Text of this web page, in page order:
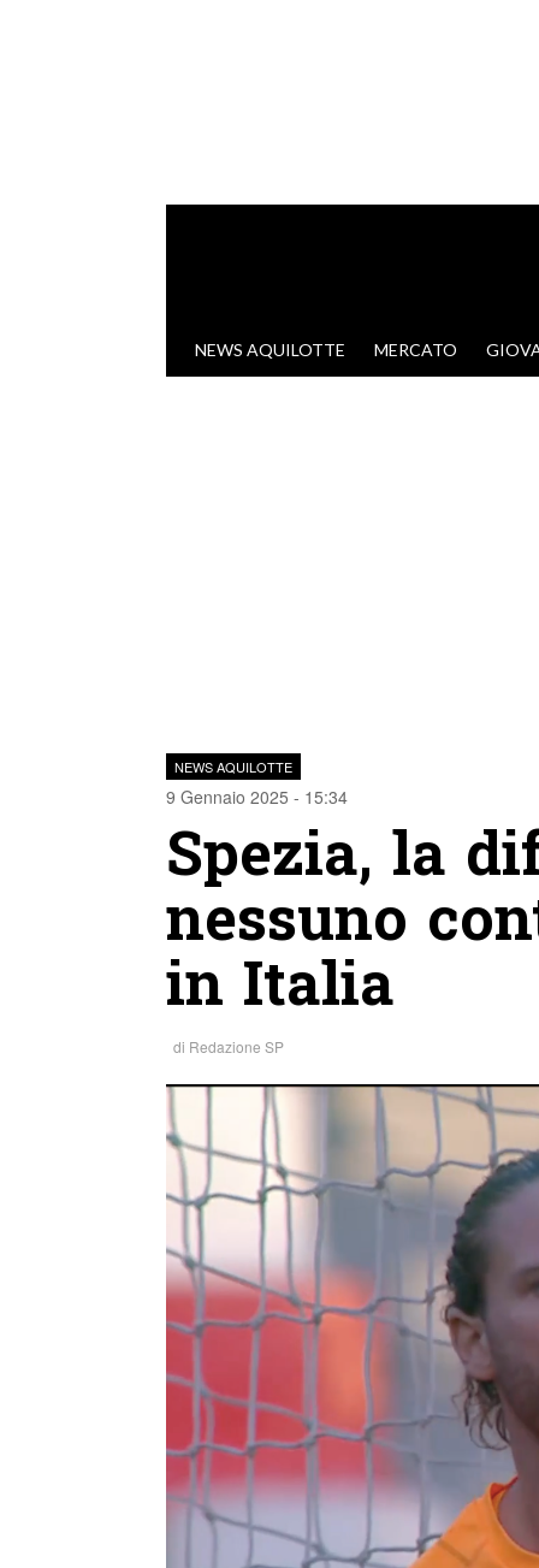
VAI AL CONTENUTO
NEWS AQUILOTTE MERCATO
NEWS AQUILOTTE
9 Gennaio 2025 - 15:34
Spezia, la
nessuno
in Italia
di Redazione SP